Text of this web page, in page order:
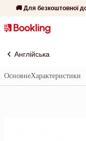
🚚 Для безкоштовної
Англійська
ОсновнеХарактеристики